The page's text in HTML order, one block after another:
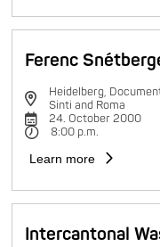
Ferenc
Heidelberg,
Sinti and Roma
24. October 2000
8:00 p.m.
Learn more
Intercantonal